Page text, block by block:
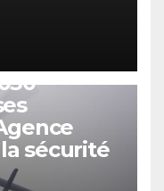
sécurité